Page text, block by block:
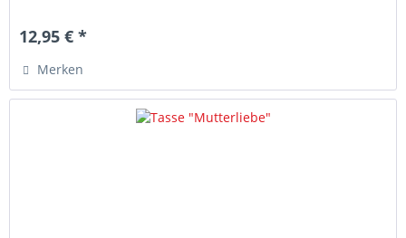
12,95 € *
Merken